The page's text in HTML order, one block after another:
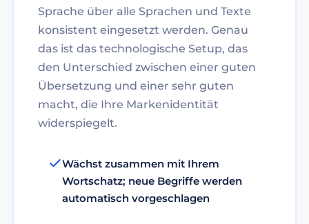
Sprache über alle Sprachen und Texte
konsistent eingesetzt werden. Genau
das ist das technologische Setup, das
den Unterschied zwischen einer guten
Übersetzung und einer sehr guten
macht, die Ihre Markenidentität
widerspiegelt.
Wächst zusammen mit Ihrem
Wortschatz; neue Begriffe werden
automatisch vorgeschlagen